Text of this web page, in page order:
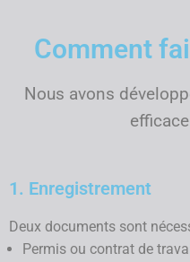
Comment
Nous avons
1. Enregistrement
Deux documents sont
Permis ou contrat de